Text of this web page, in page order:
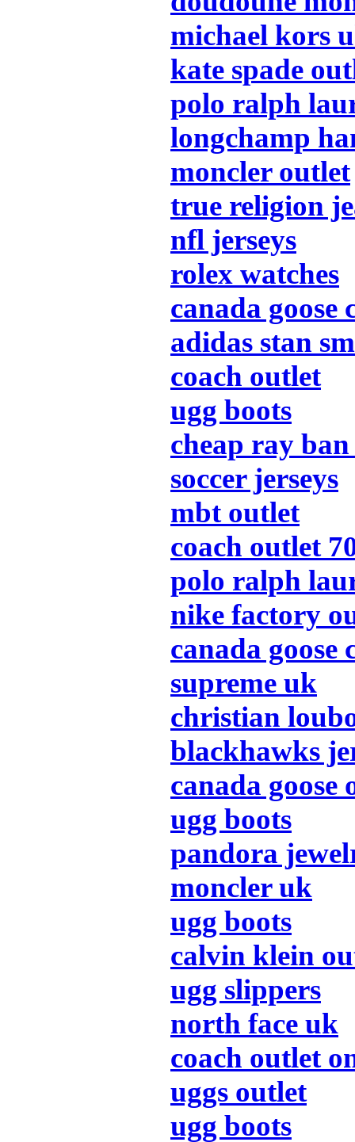
michael kors
kate spade
polo ralph
longchamp
moncler outlet
true religion
nfl jerseys
rolex watches
canada goose
adidas stan
coach outlet
ugg boots
cheap ray ban
soccer jerseys
mbt outlet
coach outlet
polo ralph
nike factory
canada goose
supreme uk
christian
blackhawks
canada goose
ugg boots
pandora
moncler uk
ugg boots
calvin klein
ugg slippers
north face uk
coach outlet
uggs outlet
ugg boots